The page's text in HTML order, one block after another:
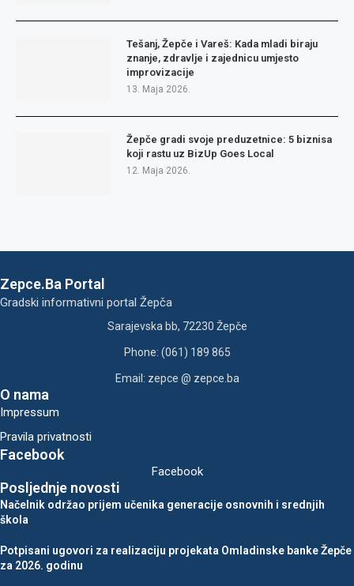
Tešanj, Žepče i Vareš: Kada mladi biraju
znanje, zdravlje i zajednicu umjesto
improvizacije
13. Maja 2026.
Žepče gradi svoje preduzetnice: 5 biznisa
koji rastu uz BizUp Goes Local
12. Maja 2026.
Zepce.Ba Portal
Gradski informativni portal Žepča
Sarajevska bb, 72230 Žepče
Phone: (061) 189 865
Email: zepce @ zepce.ba
O nama
Impressum
Pravila privatnosti
Facebook
Facebook
Posljednje novosti
Načelnik održao prijem učenika generacije osnovnih i srednjih
škola
Potpisani ugovori za realizaciju projekata Omladinske banke Žepče
za 2026. godinu